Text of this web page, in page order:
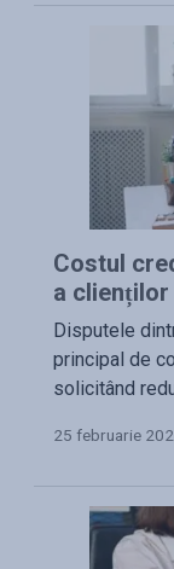
Costul
a clienților
Disputele
principal de
solicitând
25 februarie